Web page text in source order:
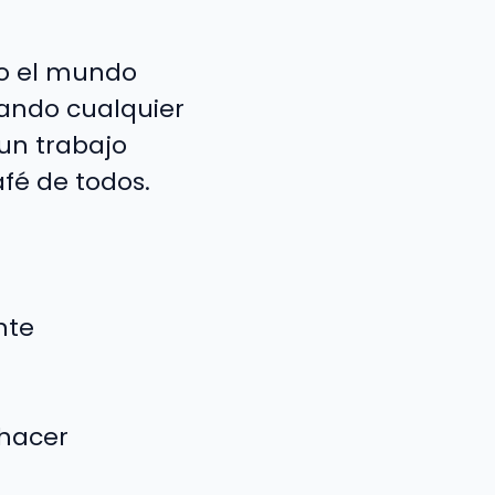
el mundo
cualquier
trabajo
de todos.